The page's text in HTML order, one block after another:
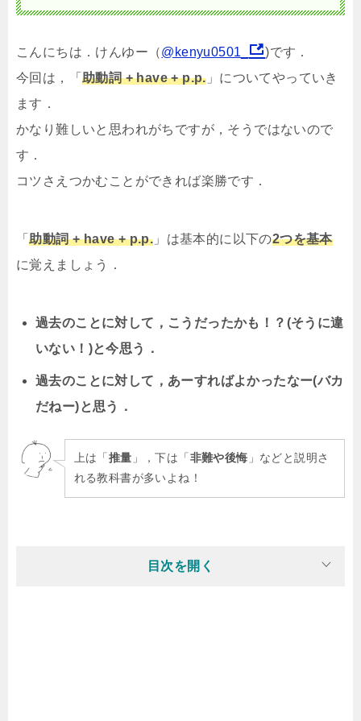
こんにちは．けんゆー（@kenyu0501_
)です．
今回は，「 助動詞 + have + p.p.」についてやっていき
ます．
かなり難しいと思われがちですが，そうではないので
す．
コツさえつかむことができれば楽勝です．
「助動詞 + have + p.p. 」は基本的に以下の2つを基本
に覚えましょう．
過去のことに対して，こうだったかも！？(そうに違
いない！)と今思う．
過去のことに対して，あーすればよかったなー(バカ
だねー)と思う．
上は「 推量 」，下は「 非難や後悔 」などと説明さ
れる教科書が多いよね！
目次を開く